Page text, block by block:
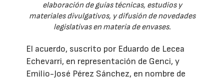
elaboración de guías técnicas, estudios y
materiales divulgativos, y difusión de novedades
legislativas en materia de envases.
El acuerdo, suscrito por Eduardo de Lecea
Echevarri, en representación de Genci, y
Emilio-José Pérez Sánchez, en nombre de